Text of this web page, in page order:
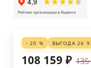
- 20 % ВЫГОДА 26
108 159 ₽ 135